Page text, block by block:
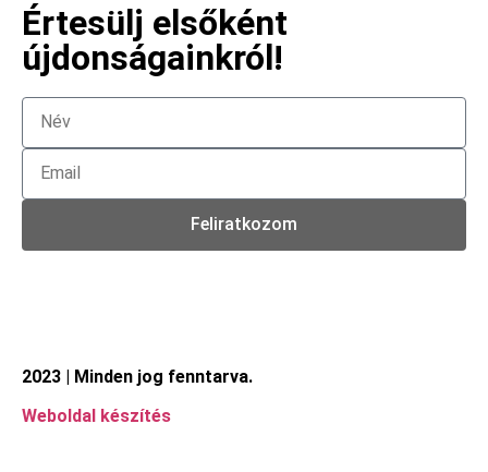
Értesülj elsőként
újdonságainkról!
Feliratkozom
2023 | Minden jog fenntarva.
Weboldal készítés